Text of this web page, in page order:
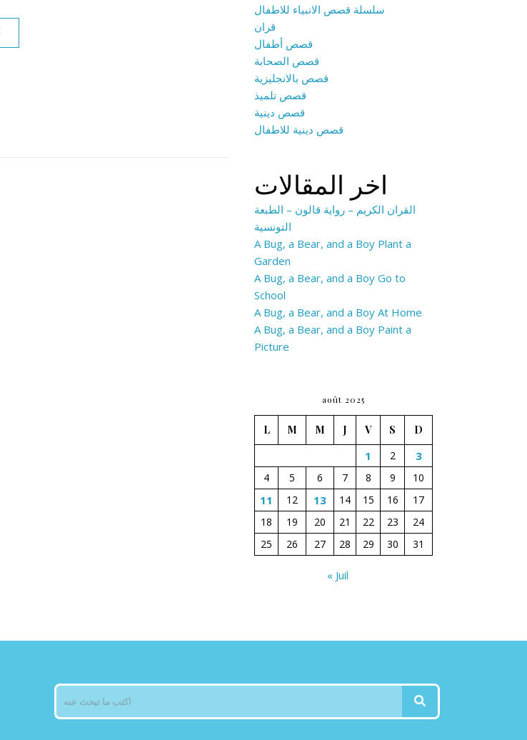
سلسلة قصص الانبياء للاطفال
قران
قصص أطفال
قصص الصحابة
قصص بالانجليزية
قصص تلميذ
قصص دينية
قصص دينية للاطفال
اخر المقالات
القران الكريم – رواية قالون – الطبعة
التونسية
A Bug, a Bear, and a Boy Plant a
Garden
A Bug, a Bear, and a Boy Go to
School
A Bug, a Bear, and a Boy At Home
A Bug, a Bear, and a Boy Paint a
Picture
août 2025
L M M J V S D
1 2 3
4 5 6 7 8 9 10
11 12 13 14 15 16
17
18
19 20 21 22 23
24
25
26 27 28 29 30 31
« Juil